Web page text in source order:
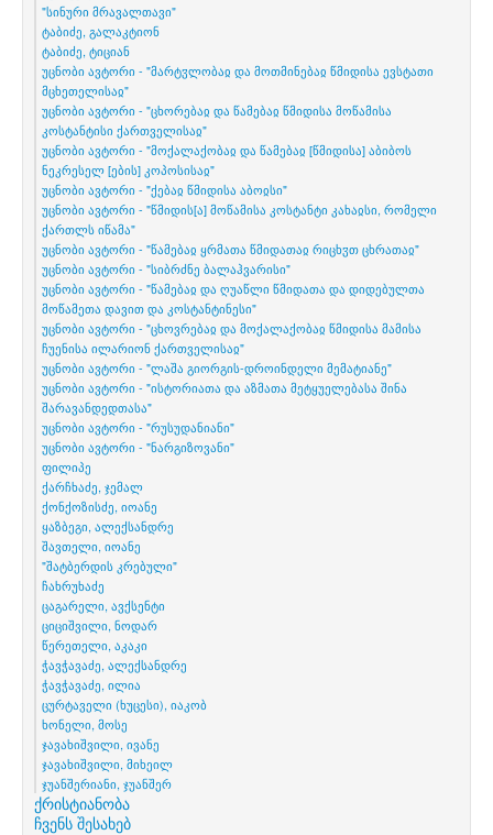
"სინური მრავალთავი"
ტაბიძე, გალაკტიონ
ტაბიძე, ტიციან
უცნობი ავტორი - "მარტჳლობაჲ და მოთმინებაჲ წმიდისა ევსტათი
მცხეთელისაჲ"
უცნობი ავტორი - "ცხორებაჲ და წამებაჲ წმიდისა მოწამისა
კოსტანტისი ქართველისაჲ"
უცნობი ავტორი - "მოქალაქობაჲ და წამებაჲ [წმიდისა] აბიბოს
ნეკრესელ [ების] კოპოსისაჲ"
უცნობი ავტორი - "ქებაჲ წმიდისა აბოჲსი"
უცნობი ავტორი - "წმიდის[ა] მოწამისა კოსტანტი კახაჲსი, რომელი
ქართლს იწამა"
უცნობი ავტორი - "წამებაჲ ყრმათა წმიდათაჲ რიცხჳთ ცხრათაჲ"
უცნობი ავტორი - "სიბრძნე ბალაჰვარისი"
უცნობი ავტორი - "წამებაჲ და ღუაწლი წმიდათა და დიდებულთა
მოწამეთა დავით და კოსტანტინესი"
უცნობი ავტორი - "ცხოვრებაჲ და მოქალაქობაჲ წმიდისა მამისა
ჩუენისა ილარიონ ქართველისაჲ"
უცნობი ავტორი - "ლაშა გიორგის-დროინდელი მემატიანე"
უცნობი ავტორი - "ისტორიათა და აზმათა მეტყუელებასა შინა
შარავანდედთასა"
უცნობი ავტორი - "რუსუდანიანი"
უცნობი ავტორი - "ნარგიზოვანი"
ფილიპე
ქარჩხაძე, ჯემალ
ქონქოზისძე, იოანე
ყაზბეგი, ალექსანდრე
შავთელი, იოანე
"შატბერდის კრებული"
ჩახრუხაძე
ცაგარელი, ავქსენტი
ციციშვილი, ნოდარ
წერეთელი, აკაკი
ჭავჭავაძე, ალექსანდრე
ჭავჭავაძე, ილია
ცურტაველი (ხუცესი), იაკობ
ხონელი, მოსე
ჯავახიშვილი, ივანე
ჯავახიშვილი, მიხეილ
ჯუანშერიანი, ჯუანშერ
ქრისტიანობა
ჩვენს შესახებ